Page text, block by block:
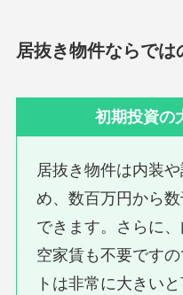
居抜き物件ならでは
初期投資の
居抜き物件は内装
め、数百万円から
できます。さらに
空家賃も不要です
トは非常に大きいと